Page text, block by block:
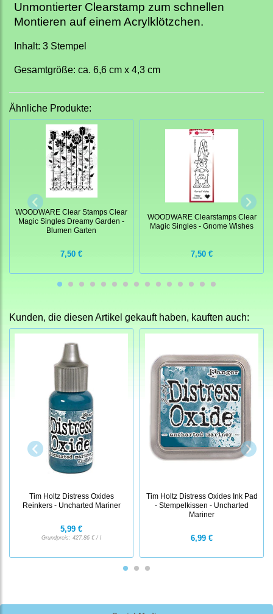
Unmontierter Clearstamp zum schnellen
Montieren auf einem Acrylklötzchen.
Inhalt: 3 Stempel
Gesamtgröße: ca. 6,6 cm x 4,3 cm
Ähnliche Produkte:
WOODWARE Clear Stamps Clear
Magic Singles Dreamy Garden -
Blumen Garten
7,50 €
WOODWARE Clearstamps Clear
Magic Singles - Gnome Wishes
7,50 €
Kunden, die diesen Artikel gekauft haben, kauften auch:
Tim Holtz Distress Oxides
Reinkers - Uncharted Mariner
5,99 €
Grundpreis: 427,86 € / l
Tim Holtz Distress Oxides Ink Pad
- Stempelkissen - Uncharted
Mariner
6,99 €